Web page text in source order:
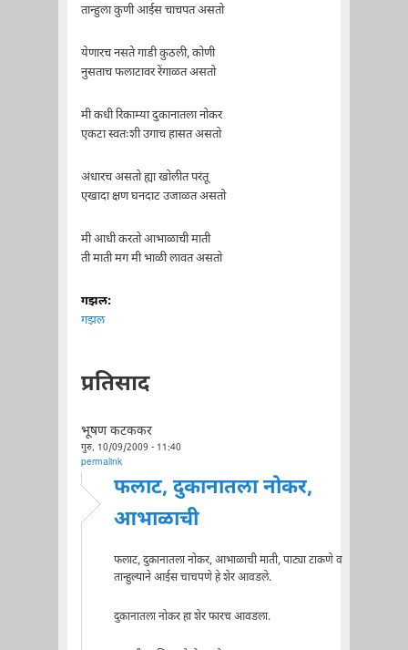
तान्हुला कुणी आईस चाचपत असतो
येणारच नसते गाडी कुठली, कोणी
नुसताच फलाटावर रेंगाळत असतो
मी कधी रिकाम्या दुकानातला नोकर
एकटा स्वतःशी उगाच हासत असतो
अंधारच असतो ह्या खोलीत परंतू
एखादा क्षण घनदाट उजाळत असतो
मी आधी करतो आभाळाची माती
ती माती मग मी भाळी लावत असतो
गझल:
गझल
प्रतिसाद
भूषण कटककर
गुरु, 10/09/2009 - 11:40
permalink
फलाट, दुकानातला नोकर,
आभाळाची
फलाट, दुकानातला नोकर, आभाळाची माती, पाट्या टाकणे व
तान्हुल्याने आईस चाचपणे हे शेर आवडले.
दुकानातला नोकर हा शेर फारच आवडला.